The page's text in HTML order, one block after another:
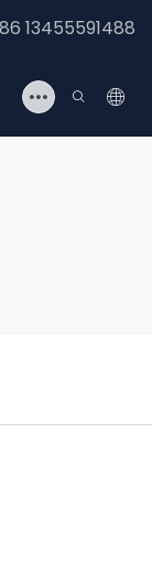
13455591488